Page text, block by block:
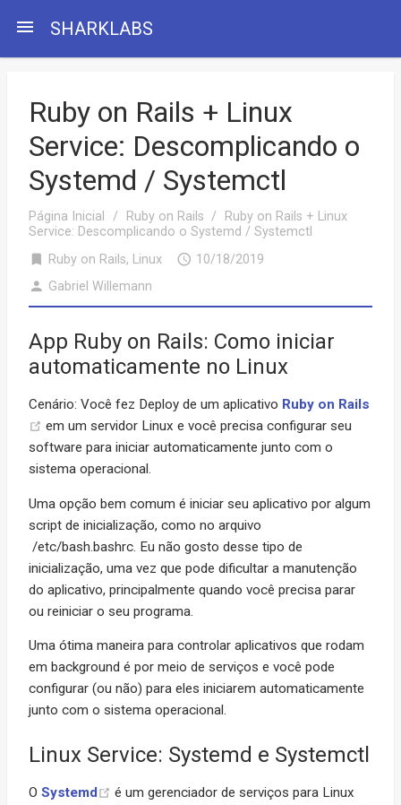
menu SHARKLABS
Ruby on Rails + Linux
Service: Descomplicando o
Systemd / Systemctl
Página Inicial / Ruby on Rails /
Ruby on Rails + Linux
Service: Descomplicando o Systemd / Systemctl
bookmark Ruby on Rails, Linux access_time 10/18/2019
person Gabriel Willemann
App Ruby on Rails: Como iniciar
automaticamente no Linux
Cenário: Você fez Deploy de um aplicativo Ruby on Rails
em um servidor Linux e você precisa configurar seu
software para iniciar automaticamente junto com o
sistema operacional.
Uma opção bem comum é iniciar seu aplicativo por algum
script de inicialização, como no arquivo
/etc/bash.bashrc. Eu não gosto desse tipo de
inicialização, uma vez que pode dificultar a manutenção
do aplicativo, principalmente quando você precisa parar
ou reiniciar o seu programa.
Uma ótima maneira para controlar aplicativos que rodam
em background é por meio de serviços e você pode
configurar (ou não) para eles iniciarem automaticamente
junto com o sistema operacional.
Linux Service: Systemd e Systemctl
O Systemd
é um gerenciador de serviços para Linux